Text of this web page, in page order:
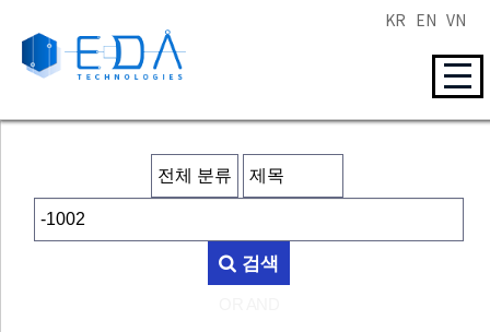
KR EN VN
검색